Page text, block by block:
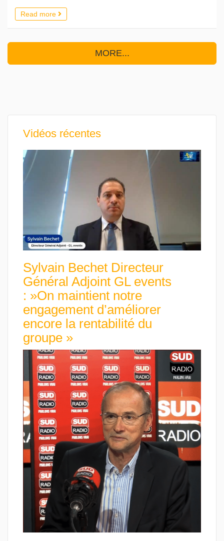
Read more
MORE...
Vidéos récentes
Sylvain Bechet Directeur
Général Adjoint GL events
: »On maintient notre
engagement d’améliorer
encore la rentabilité du
groupe »